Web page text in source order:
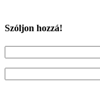
Szóljon hozzá!